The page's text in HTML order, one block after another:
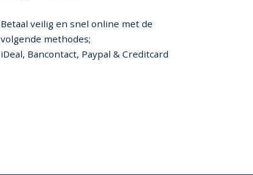
Betaal veilig en snel online met de
volgende methodes;
iDeal, Bancontact, Paypal & Creditcard